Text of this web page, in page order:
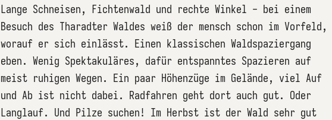
Lange Schneisen, Fichtenwald und rechte Winkel - bei einem
Besuch des Tharadter Waldes weiß der mensch schon im Vorfeld,
worauf er sich einlässt. Einen klassischen Waldspaziergang
eben. Wenig Spektakuläres, dafür entspanntes Spazieren auf
meist ruhigen Wegen. Ein paar Höhenzüge im Gelände, viel Auf
und Ab ist nicht dabei. Radfahren geht dort auch gut. Oder
Langlauf. Und Pilze suchen! Im Herbst ist der Wald sehr gut